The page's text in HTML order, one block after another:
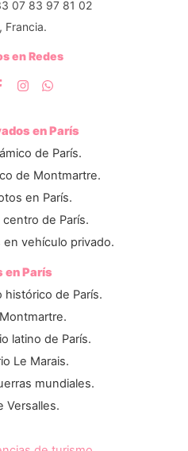
07 83 97 81 02
Francia.
en Redes
en París
de París.
de Montmartre.
en París.
centro de París.
en vehículo privado.
en París
histórico de París.
latino de París.
Le Marais.
mundiales.
Versalles.